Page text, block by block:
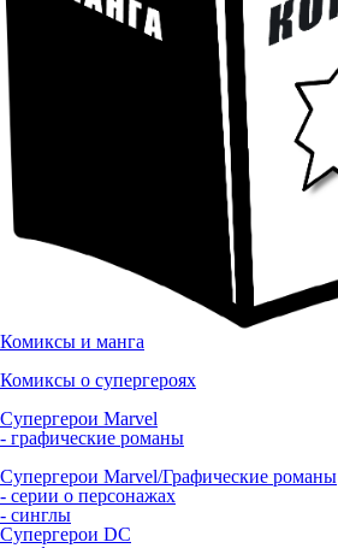
Комиксы и манга
Комиксы о супергероях
Супергерои Marvel
- графические романы
Супергерои Marvel/Графические романы
- серии о персонажах
- синглы
Супергерои DC